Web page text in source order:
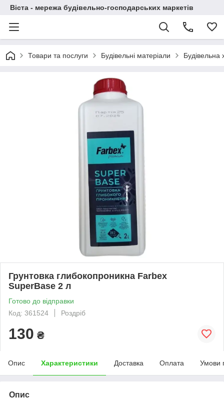
Віста - мережа будівельно-господарських маркетів
Товари та послуги Будівельні матеріали Будівельна
Грунтовка глибокопроникна Farbex
SuperBase 2 л
Готово до відправки
Код: 361524
Роздріб
130 ₴
Опис Характеристики Доставка Оплата Умови
Опис